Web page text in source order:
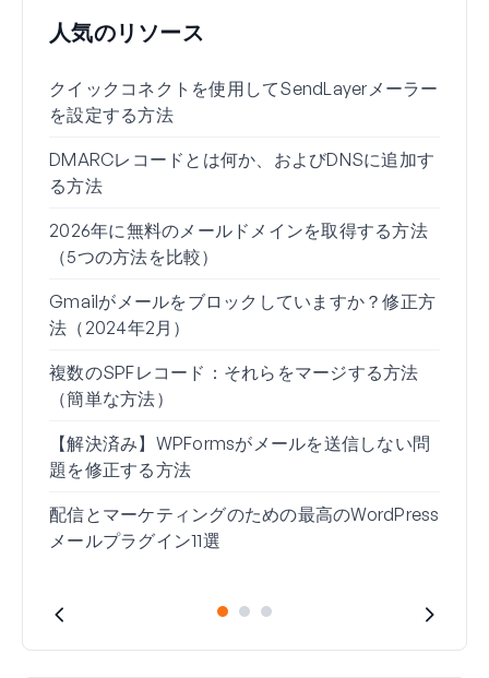
人気のリソース
クイックコネクトを使用してSendLayerメーラー
を設定する方法
DMARCレコードとは何か、およびDNSに追加す
る方法
2026年に無料のメールドメインを取得する方法
（5つの方法を比較）
Gmailがメールをブロックしていますか？修正方
法（2024年2月）
複数のSPFレコード：それらをマージする方法
（簡単な方法）
【解決済み】WPFormsがメールを送信しない問
題を修正する方法
配信とマーケティングのための最高のWordPress
メールプラグイン11選